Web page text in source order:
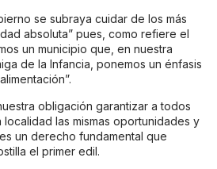
se subraya cuidar de los más
absoluta” pues, como refiere el
un municipio que, en nuestra
de la Infancia, ponemos un énfasis
obligación garantizar a todos
las mismas oportunidades y
un derecho fundamental que
el primer edil.